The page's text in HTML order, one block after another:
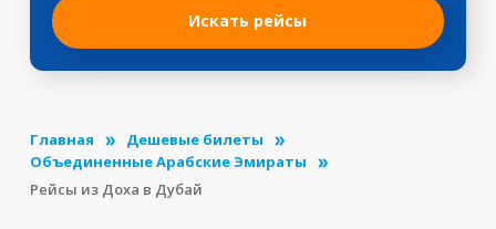
Искать рейсы
Главная
Дешевые билеты
Объединенные Арабские Эмираты
Рейсы из Доха в Дубай